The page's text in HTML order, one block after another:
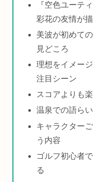
『空色ユーテ
彩花の友情が
美波が初めて
見どころ
理想をイメー
注目シーン
スコアよりも
温泉での語ら
キャラクター
う内容
ゴルフ初心者
る